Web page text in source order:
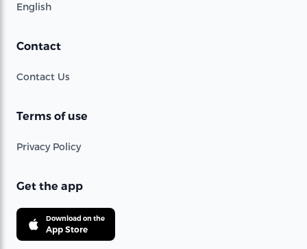
English
Contact
Contact Us
Terms of use
Privacy Policy
Get the app
Download on the
App Store